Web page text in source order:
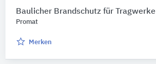
Baulicher Brandschutz für Tragwerke
Promat
Merken